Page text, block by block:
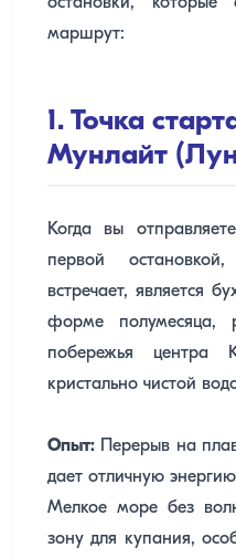
маршрут:
1. Точка
Мунлайт
Когда вы
первой
встречает, является
форме полумесяца,
побережья центра
кристально чистой
Опыт: Перерыв на
дает отличную
Мелкое море без
зону для купания,